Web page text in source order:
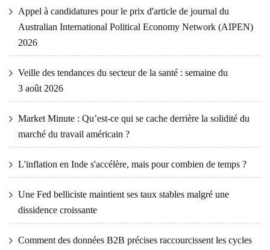
Appel à candidatures pour le prix d'article de journal du
Australian International Political Economy Network (AIPEN)
2026
Veille des tendances du secteur de la santé : semaine du
3 août 2026
Market Minute : Qu’est-ce qui se cache derrière la solidité du
marché du travail américain ?
L'inflation en Inde s'accélère, mais pour combien de temps ?
Une Fed belliciste maintient ses taux stables malgré une
dissidence croissante
Comment des données B2B précises raccourcissent les cycles